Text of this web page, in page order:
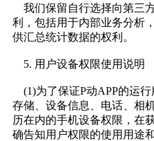
我们保留自行选择向第三
利，包括用于内部业务分析
供汇总统计数据的权利。
5. 用户设备权限使用说明
(1)为了保证P动APP的运
存储、设备信息、电话、相
历在内的手机设备权限，在
确告知用户权限的使用用途